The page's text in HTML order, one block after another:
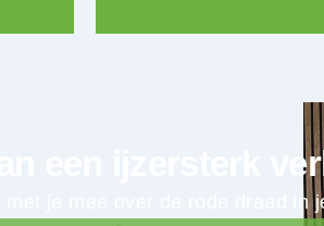
een ijzersterk
met je mee over de rode draad in